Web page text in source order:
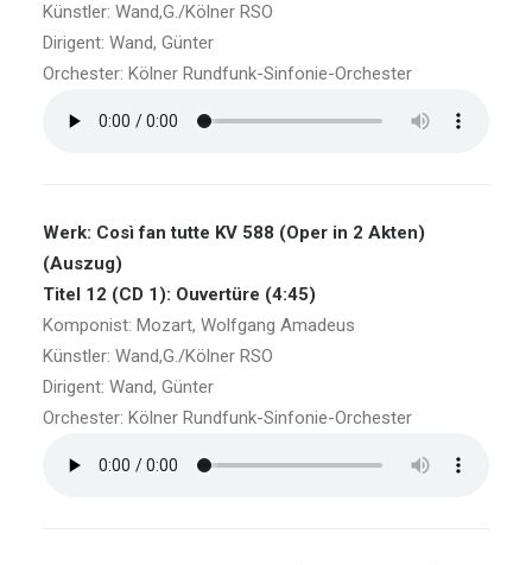
Künstler: Wand,G./Kölner RSO
Dirigent: Wand, Günter
Orchester: Kölner Rundfunk-Sinfonie-Orchester
Werk: Così fan tutte KV 588 (Oper in 2 Akten)
(Auszug)
Titel 12 (CD 1): Ouvertüre (4:45)
Komponist: Mozart, Wolfgang Amadeus
Künstler: Wand,G./Kölner RSO
Dirigent: Wand, Günter
Orchester: Kölner Rundfunk-Sinfonie-Orchester